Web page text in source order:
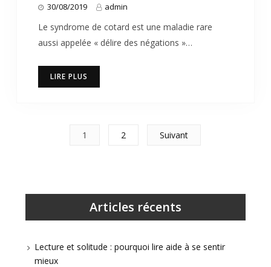
30/08/2019 admin
Le syndrome de cotard est une maladie rare
aussi appelée « délire des négations »…
LIRE PLUS
Pagination1 2 Suivant
Articles récents
Lecture et solitude : pourquoi lire aide à se sentir
mieux